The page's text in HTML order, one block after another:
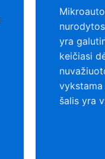
yra
keičiasi
šalis yra